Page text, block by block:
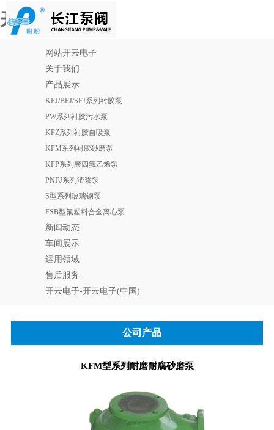
开云电子
网站开云电子
关于我们
产品展示
KFJ/BFJ/SFJ系列衬胶泵
PW系列衬胶污水泵
KFZ系列衬胶自吸泵
KFM系列衬胶砂磨泵
KFP系列聚四氟乙烯泵
PNFJ系列渣浆泵
S型系列玻璃钢泵
FSB型氟塑料合金离心泵
新闻动态
车间展示
运用领域
售后服务
开云电子-开云电子(中国)
公司产品
KFM型系列耐磨耐腐砂磨泵